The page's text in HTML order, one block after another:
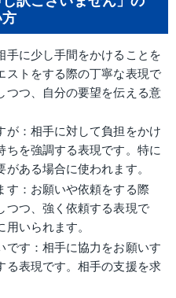
手に少し手間をかけることを
ストをする際の丁寧な表現で
つつ、自分の要望を伝える意
が：相手に対して負担をかけ
ちを強調する表現です。特に
ある場合に使われます。
す：お願いや依頼をする際
つつ、強く依頼する表現で
いられます。
です：相手に協力をお願いす
る表現です。相手の支援を求